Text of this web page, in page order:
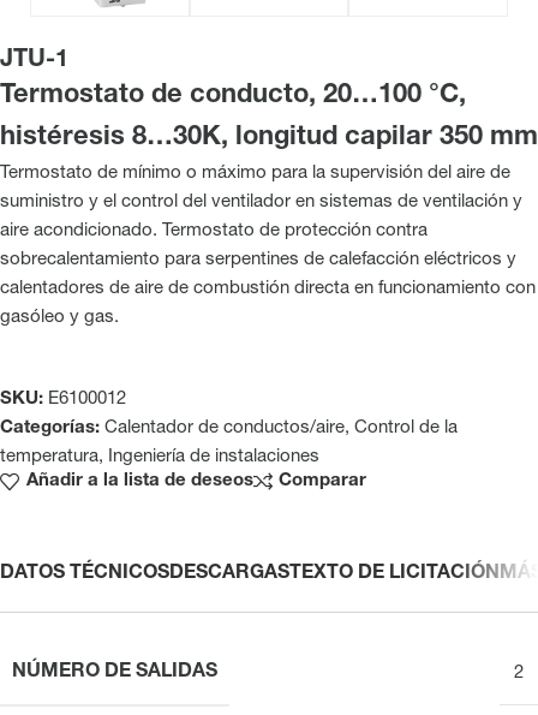
JTU-1
Termostato de conducto, 20…100 °C,
histéresis 8…30K, longitud capilar 350 mm
Termostato de mínimo o máximo para la supervisión del aire de
suministro y el control del ventilador en sistemas de ventilación y
aire acondicionado. Termostato de protección contra
sobrecalentamiento para serpentines de calefacción eléctricos y
calentadores de aire de combustión directa en funcionamiento con
gasóleo y gas.
SKU: E6100012
Categorías: Calentador de conductos/aire, Control de la
temperatura,
Ingeniería de instalaciones
Añadir a la lista de deseos
Comparar
DATOS TÉCNICOSDESCARGASTEXTO DE LICITACIÓN
NÚMERO DE SALIDAS 2